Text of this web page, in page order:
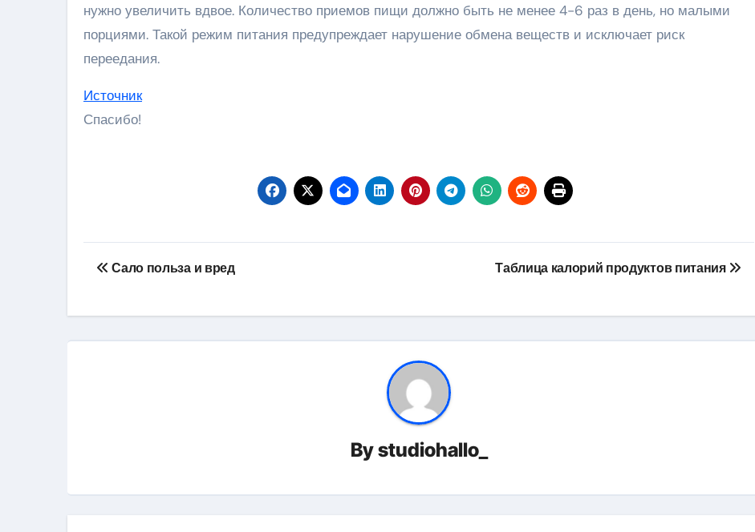
нужно увеличить вдвое. Количество приемов пищи должно быть не менее 4-6 раз в день, но малыми
порциями. Такой режим питания предупреждает нарушение обмена веществ и исключает риск
переедания.
Источник
Спасибо!
Навигация
записям
Сало польза и вред Таблица калорий продуктов питания
Bystudiohallo_